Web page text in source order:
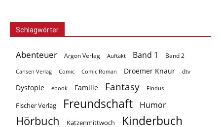
Schlagwörter
Abenteuer Argon Verlag Auftakt Band 1 Band 2
Carlsen Verlag Comic Comic Roman Droemer Knaur dtv
Dystopie ebook Familie Fantasy Findus
Fischer Verlag Freundschaft Humor
Hörbuch Katzenmittwoch Kinderbuch